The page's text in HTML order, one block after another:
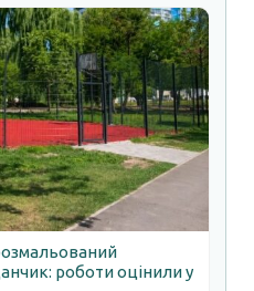
роботи оцінили у